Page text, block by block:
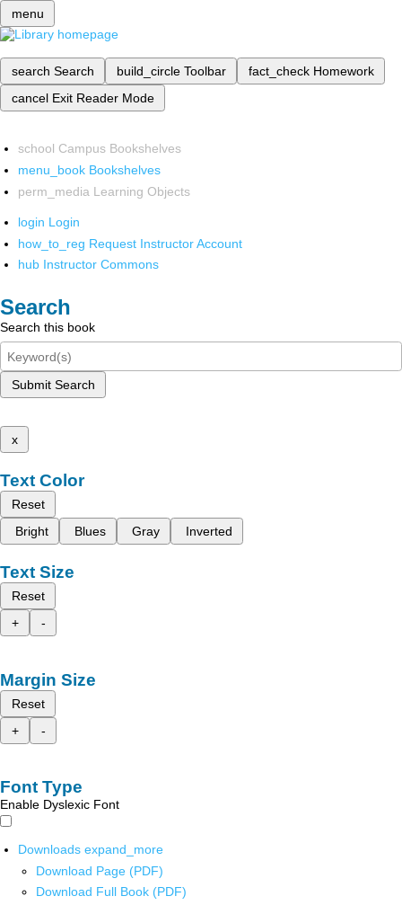
menu
search Search build_circle Toolbar fact_check Homework
cancel Exit Reader Mode
school Campus Bookshelves
menu_book Bookshelves
perm_media Learning Objects
login Login
how_to_reg Request Instructor Account
hub Instructor Commons
Search
Search this book
Submit Search
x
Text Color
Reset
Bright
Blues Gray Inverted
Text Size
Reset
+
-
Margin Size
Reset
+
-
Font Type
Enable Dyslexic Font
Downloads expand_more
Download Page (PDF)
Download Full Book (PDF)